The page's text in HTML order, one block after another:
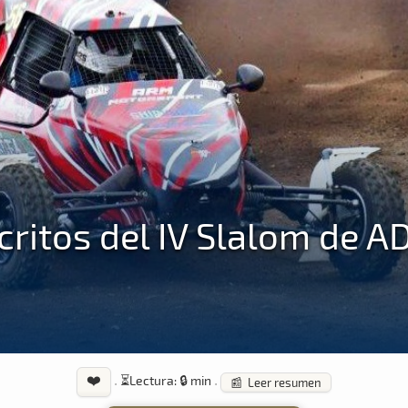
del IV Slalom de
❤️ · ⏳Lectura: 🔒 min · 📰 Leer resumen